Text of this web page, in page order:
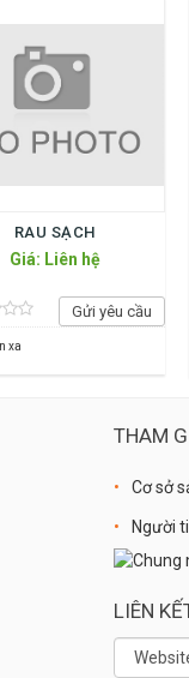
RAU SẠCH
Giá: Liên hệ
Gửi yêu cầu
xa
THAM
Cơ sở
Người
LIÊN